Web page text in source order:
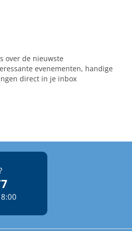
over de nieuwste
evenementen, handige
direct in je inbox